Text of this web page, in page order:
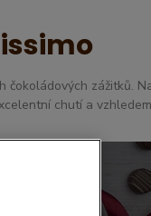
zážitků.
chutí a